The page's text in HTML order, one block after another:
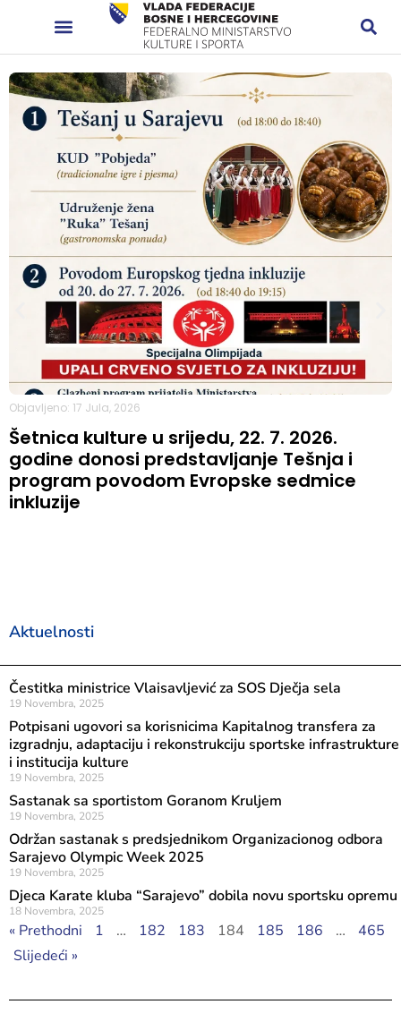
Objavljeno: 17 Jula, 2026
Šetnica kulture u srijedu, 22. 7. 2026.
godine donosi predstavljanje Tešnja i
program povodom Evropske sedmice
inkluzije
Aktuelnosti
Čestitka ministrice Vlaisavljević za SOS Dječja sela
19 Novembra, 2025
Potpisani ugovori sa korisnicima Kapitalnog transfera za
izgradnju, adaptaciju i rekonstrukciju sportske infrastrukture
i institucija kulture
19 Novembra, 2025
Sastanak sa sportistom Goranom Kruljem
19 Novembra, 2025
Održan sastanak s predsjednikom Organizacionog odbora
Sarajevo Olympic Week 2025
19 Novembra, 2025
Djeca Karate kluba “Sarajevo” dobila novu sportsku opremu
18 Novembra, 2025
« Prethodni 1 … 182 183 184 185 186 …
465
Slijedeći »